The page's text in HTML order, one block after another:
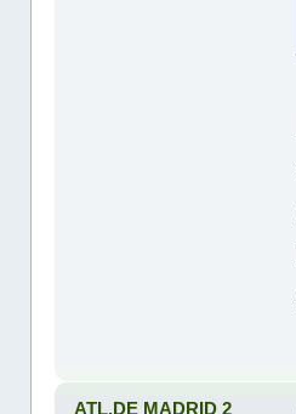
ATL.DE MADRID 2